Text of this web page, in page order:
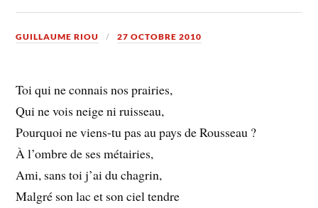
GUILLAUME RIOU 27 OCTOBRE 2010
Toi qui ne connais nos prairies,
Qui ne vois neige ni ruisseau,
Pourquoi ne viens-tu pas au pays de Rousseau ?
À l’ombre de ses métairies,
Ami, sans toi j’ai du chagrin,
Malgré son lac et son ciel tendre